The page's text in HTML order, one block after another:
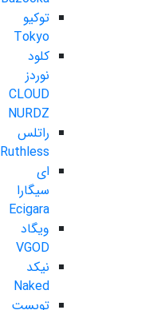
توکیو
Tokyo
کلود
نوردز
CLOUD
NURDZ
راتلس
Ruthless
ای
سیگارا
Ecigara
ویگاد
VGOD
نیکد
Naked
تویست